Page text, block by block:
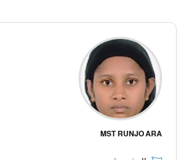
MST RUNJO ARA